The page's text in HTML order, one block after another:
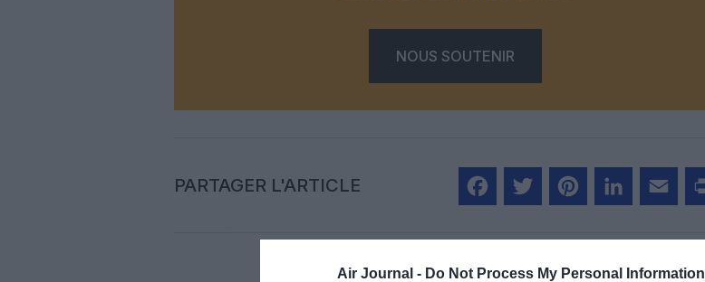
Air Journal - Do Not Process My Personal Information
NOUS SOUTENIR
PARTAGER L'ARTICLE